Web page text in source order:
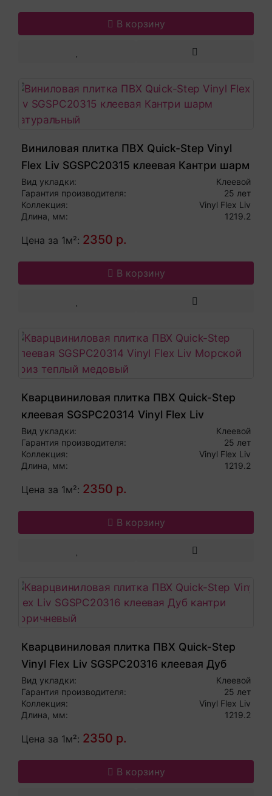
В корзину
Виниловая плитка ПВХ Quick-Step Vinyl
Flex Liv SGSPC20315 клеевая Кантри шарм
натуральный
Вид укладки:
Клеевой
Гарантия производителя:
25 лет
Коллекция:
Vinyl Flex Liv
Длина, мм:
1219.2
Цена за 1м²: 2350 р.
В корзину
Кварцвиниловая плитка ПВХ Quick-Step
клеевая SGSPC20314 Vinyl Flex Liv
Морской бриз теплый медовый
Вид укладки:
Клеевой
Гарантия производителя:
25 лет
Коллекция:
Vinyl Flex Liv
Длина, мм:
1219.2
Цена за 1м²: 2350 р.
В корзину
Кварцвиниловая плитка ПВХ Quick-Step
Vinyl Flex Liv SGSPC20316 клеевая Дуб
кантри коричневый
Вид укладки:
Клеевой
Гарантия производителя:
25 лет
Коллекция:
Vinyl Flex Liv
Длина, мм:
1219.2
Цена за 1м²: 2350 р.
В корзину